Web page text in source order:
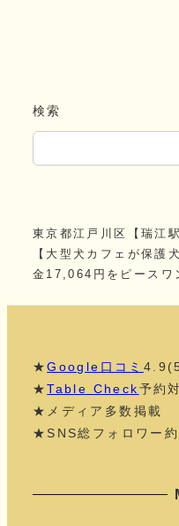
検索
東京都江戸川区【瑞江
【大型犬カフェが保護
金17,064円をピースワ
★Google口コミ
★Table Check予約
★メディア多数掲載
★SNS総フォロワー約